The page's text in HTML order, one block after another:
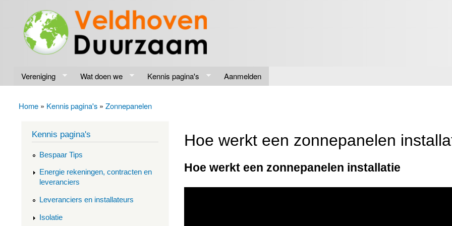
Veldhoven
Duurzaam
Energiek
naar de
toekomst
Vereniging Wat doen we Kennis pagina's Aanmelden
U bent hier
Home » Kennis pagina's » Zonnepanelen
Hoe werkt een zonnepanelen
Hoe werkt een zonnepanelen installatie
Kennis pagina's
Bespaar Tips
Energie rekeningen, contracten en
leveranciers
Leveranciers en installateurs
Isolatie